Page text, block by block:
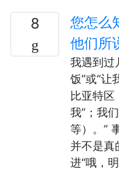
8
您怎么
他们所
我遇到过
饭”或“让
比亚特区
我”；我
等）。”
并不是真
进“哦，